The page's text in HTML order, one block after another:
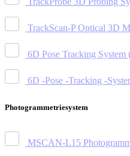
TrackScan-P Optical 3D
6D Pose Tracking System
6D -Pose -Tracking -
Photogrammetriesystem
MSCAN-L15